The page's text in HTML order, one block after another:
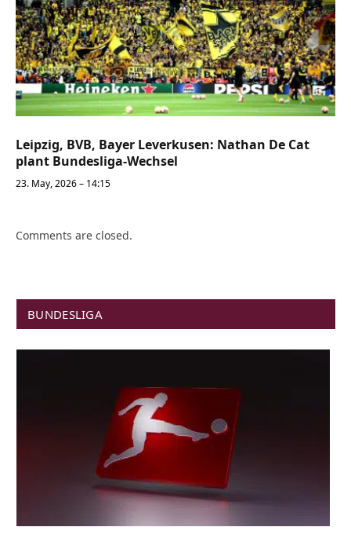
Leipzig, BVB, Bayer Leverkusen: Nathan De Cat
plant Bundesliga-Wechsel
23. May, 2026 – 14:15
Comments are closed.
BUNDESLIGA